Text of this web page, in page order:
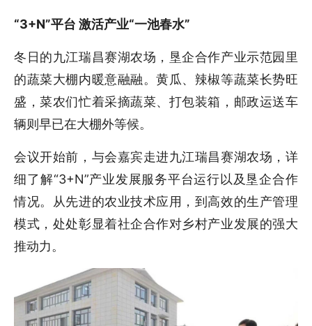
“3+N”平台 激活产业“一池春水”
冬日的九江瑞昌赛湖农场，垦企合作产业示范园里
的蔬菜大棚内暖意融融。黄瓜、辣椒等蔬菜长势旺
盛，菜农们忙着采摘蔬菜、打包装箱，邮政运送车
辆则早已在大棚外等候。
会议开始前，与会嘉宾走进九江瑞昌赛湖农场，详
细了解“3+N”产业发展服务平台运行以及垦企合作
情况。从先进的农业技术应用，到高效的生产管理
模式，处处彰显着社企合作对乡村产业发展的强大
推动力。